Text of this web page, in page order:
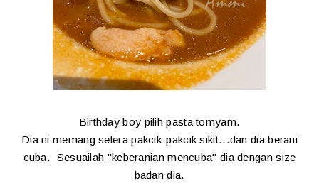
Birthday boy pilih pasta tomyam.
Dia ni memang selera pakcik-pakcik sikit...dan dia berani
cuba. Sesuailah "keberanian mencuba" dia dengan size
badan dia.